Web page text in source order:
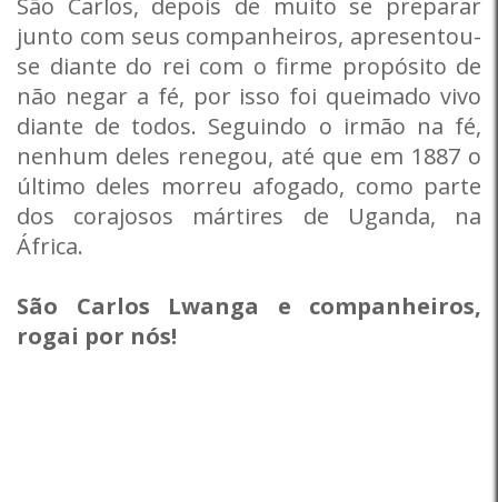
junto com seus companheiros, apresentou-
se diante do rei com o firme propósito de
não negar a fé, por isso foi queimado vivo
diante de todos. Seguindo o irmão na fé,
nenhum deles renegou, até que em 1887 o
último deles morreu afogado, como parte
dos corajosos mártires de Uganda, na
África.
São Carlos Lwanga e companheiros,
rogai por nós!